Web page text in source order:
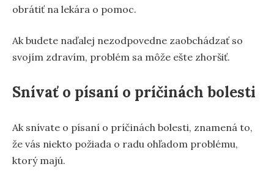
obrátiť na lekára o pomoc.
Ak budete naďalej nezodpovedne zaobchádzať so
svojím zdravím, problém sa môže ešte zhoršiť.
Snívať o písaní o príčinách bolesti
Ak snívate o písaní o príčinách bolesti, znamená to,
že vás niekto požiada o radu ohľadom problému,
ktorý majú.